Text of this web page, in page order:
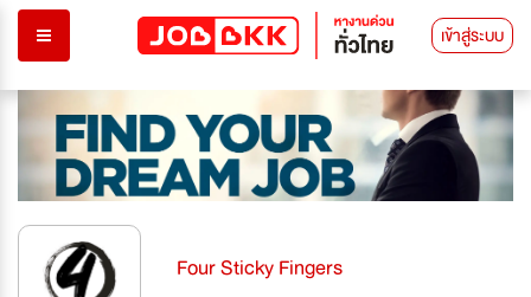
เข้าสู่ระบบ
Four Sticky Fingers